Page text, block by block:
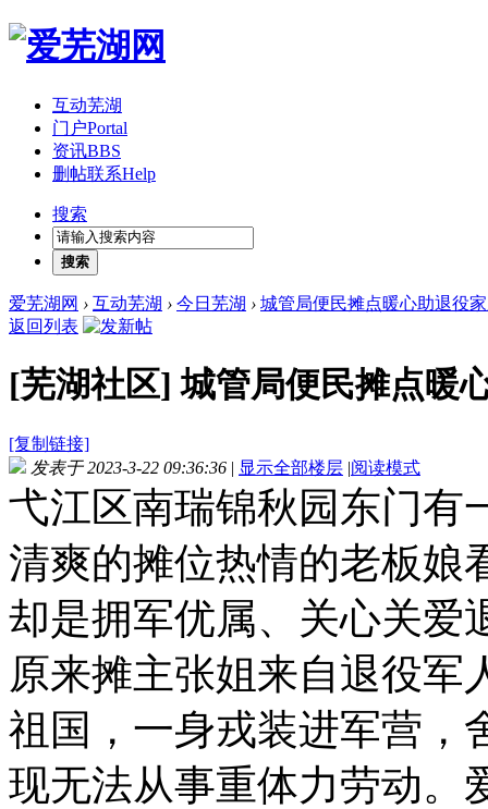
互动芜湖
门户Portal
资讯BBS
删帖联系Help
搜索
搜索
爱芜湖网 › 互动芜湖 › 今日芜湖 › 城管局便民摊点暖心助退役
返回列表
[芜湖社区]城管局便民摊点暖
[复制链接]
发表于 2023-3-22 09:36:36 | 显示全部楼层 |阅读模式
弋江区南瑞锦秋园东门有
清爽的摊位热情的老板娘
却是拥军优属、关心关爱
原来摊主张姐来自退役军
祖国，一身戎装进军营，
现无法从事重体力劳动。